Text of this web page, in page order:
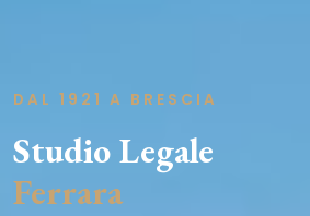
DAL 1921 A BRESCIA
Studio Legale
Ferrara